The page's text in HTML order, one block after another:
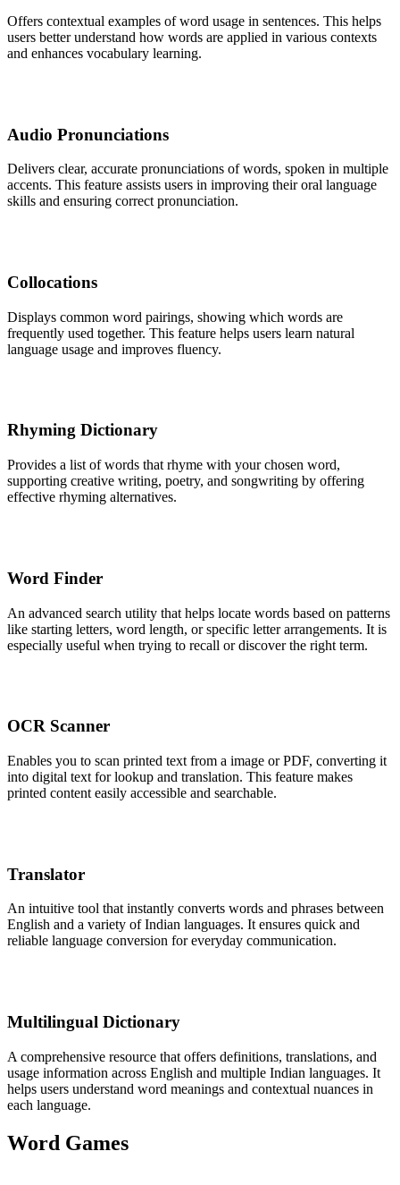
Offers contextual examples of word usage in sentences. This helps
users better understand how words are applied in various contexts
and enhances vocabulary learning.
Audio Pronunciations
Delivers clear, accurate pronunciations of words, spoken in multiple
accents. This feature assists users in improving their oral language
skills and ensuring correct pronunciation.
Collocations
Displays common word pairings, showing which words are
frequently used together. This feature helps users learn natural
language usage and improves fluency.
Rhyming Dictionary
Provides a list of words that rhyme with your chosen word,
supporting creative writing, poetry, and songwriting by offering
effective rhyming alternatives.
Word Finder
An advanced search utility that helps locate words based on patterns
like starting letters, word length, or specific letter arrangements. It is
especially useful when trying to recall or discover the right term.
OCR Scanner
Enables you to scan printed text from a image or PDF, converting it
into digital text for lookup and translation. This feature makes
printed content easily accessible and searchable.
Translator
An intuitive tool that instantly converts words and phrases between
English and a variety of Indian languages. It ensures quick and
reliable language conversion for everyday communication.
Multilingual Dictionary
A comprehensive resource that offers definitions, translations, and
usage information across English and multiple Indian languages. It
helps users understand word meanings and contextual nuances in
each language.
Word Games